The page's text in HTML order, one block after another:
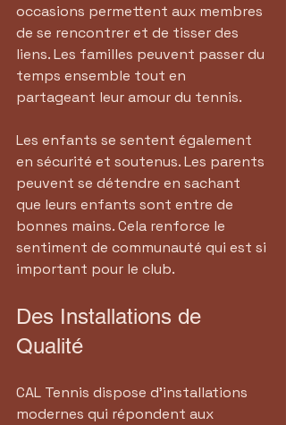
occasions permettent aux membres
de se rencontrer et de tisser des
liens. Les familles peuvent passer du
temps ensemble tout en
partageant leur amour du tennis.
Les enfants se sentent également
en sécurité et soutenus. Les parents
peuvent se détendre en sachant
que leurs enfants sont entre de
bonnes mains. Cela renforce le
sentiment de communauté qui est si
important pour le club.
Des Installations de
Qualité
CAL Tennis dispose d'installations
modernes qui répondent aux